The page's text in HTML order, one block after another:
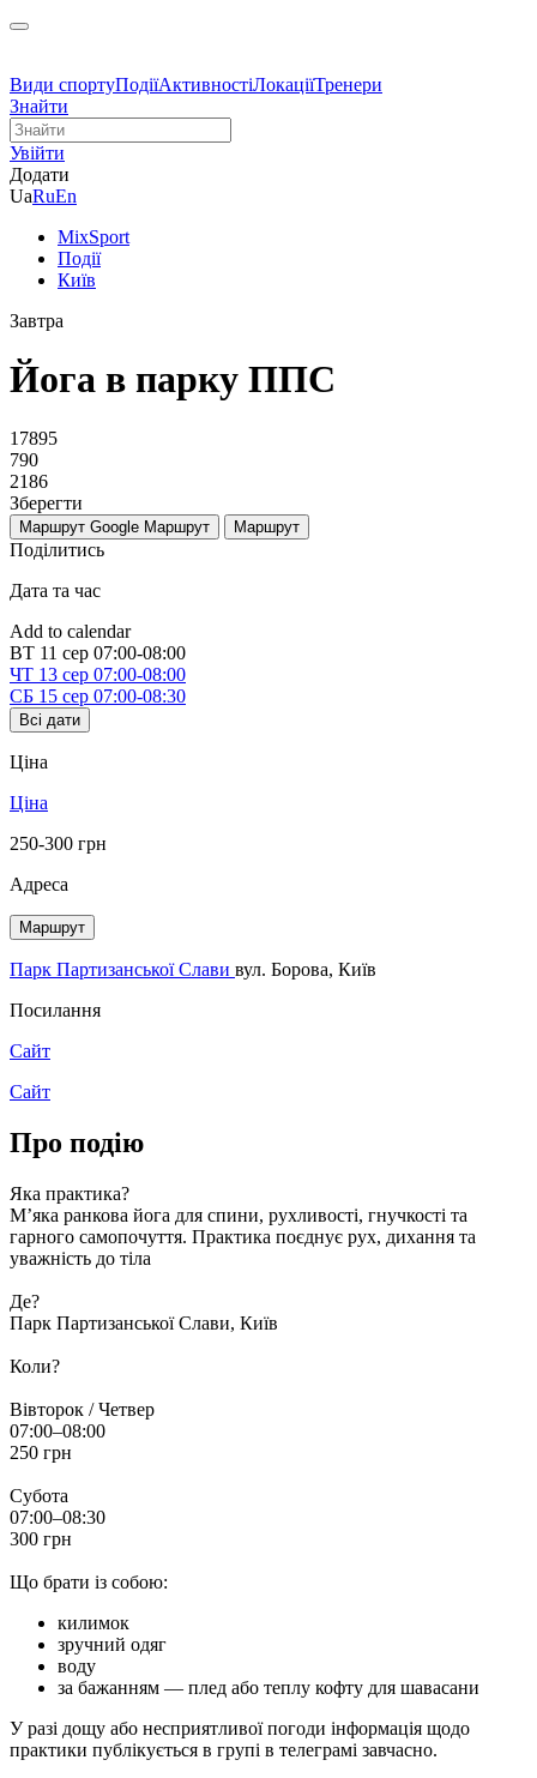
Види спортуПодіїАктивностіЛокаціїТренери
Знайти
Увійти
Додати
UaRuEn
MixSport
Події
Київ
Завтра
Йога в парку ППС
17895
790
2186
Зберегти
Маршрут Google Маршрут Маршрут
Поділитись
Дата та час
Add to calendar
ВТ 11 сер 07:00-08:00
ЧТ 13 сер 07:00-08:00
СБ 15 сер 07:00-08:30
Всі дати
Ціна
Ціна
250-300 грн
Адреса
Маршрут
Парк Партизанської Слави вул. Борова, Київ
Посилання
Сайт
Сайт
Про подію
Яка практика?
М’яка ранкова йога для спини, рухливості, гнучкості та
гарного самопочуття. Практика поєднує рух, дихання та
уважність до тіла
Де?
Парк Партизанської Слави, Київ
Коли?
Вівторок / Четвер
07:00–08:00
250 грн
Субота
07:00–08:30
300 грн
Що брати із собою:
килимок
зручний одяг
воду
за бажанням — плед або теплу кофту для шавасани
У разі дощу або несприятливої погоди інформація щодо
практики публікується в групі в телеграмі завчасно.